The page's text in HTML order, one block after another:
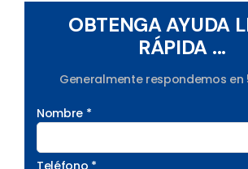
OBTENGA AYUDA
RÁPIDA ...
Generalmente respondemos en
Nombre *
Teléfono *